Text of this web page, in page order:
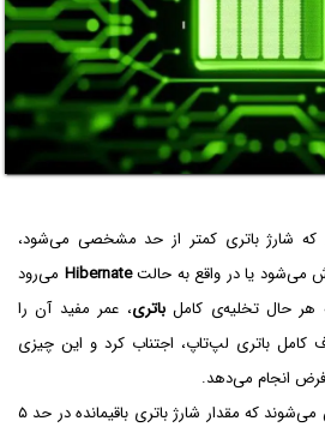
که شارژ باتری کمتر از حد مشخصی می‌شود،
می‌شود یا در واقع به حالتHibernate می‌رود
هر حال تخلیه‌ی کاملباتری، عمر مفید آن را
باتری لپ‌تاپ، اجتناب کرد و این چیزی
انجام می‌دهد.
معمولاً لپ‌تاپ‌ها زمانی خاموش می‌شوند که مقدار شارژ باتری باقیمانده در حد ۵